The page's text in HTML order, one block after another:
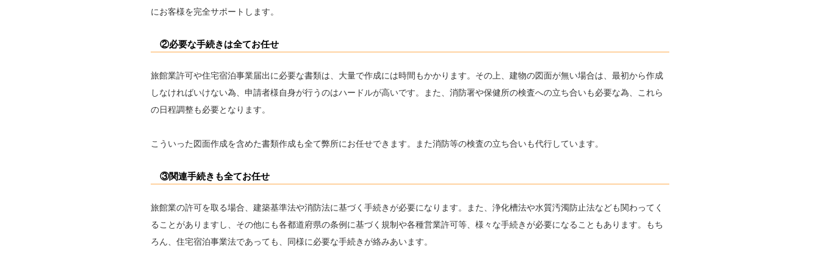
にお客様を完全サポートします。
②必要な手続きは全てお任せ
旅館業許可や住宅宿泊事業届出に必要な書類は、大量で作成には時間もかかります。その上、建物の図面が無い場合は、最初から作成
しなければいけない為、申請者様自身が行うのはハードルが高いです。また、消防署や保健所の検査への立ち合いも必要な為、これら
の日程調整も必要となります。
こういった図面作成を含めた書類作成も全て弊所にお任せできます。また消防等の検査の立ち合いも代行しています。
③関連手続きも全てお任せ
旅館業の許可を取る場合、建築基準法や消防法に基づく手続きが必要になります。また、浄化槽法や水質汚濁防止法なども関わってく
ることがありますし、その他にも各都道府県の条例に基づく規制や各種営業許可等、様々な手続きが必要になることもあります。もち
ろん、住宅宿泊事業法であっても、同様に必要な手続きが絡みあいます。